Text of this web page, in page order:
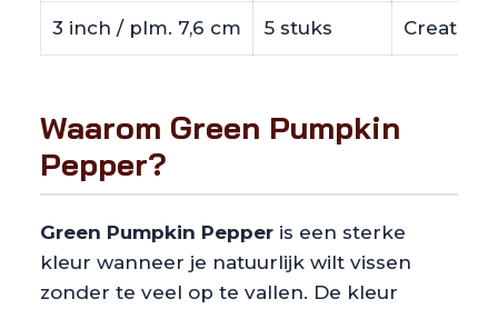
3 inch / plm. 7,6 cm 5 stuks Creature
Waarom Green Pumpkin
Pepper?
Green Pumpkin Pepper is een sterke
kleur wanneer je natuurlijk wilt vissen
zonder te veel op te vallen. De kleur